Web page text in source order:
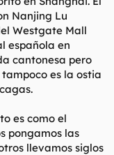
Nanjing Lu
Westgate Mall
española en
cantonesa pero
es la ostia
es como el
pongamos las
llevamos siglos